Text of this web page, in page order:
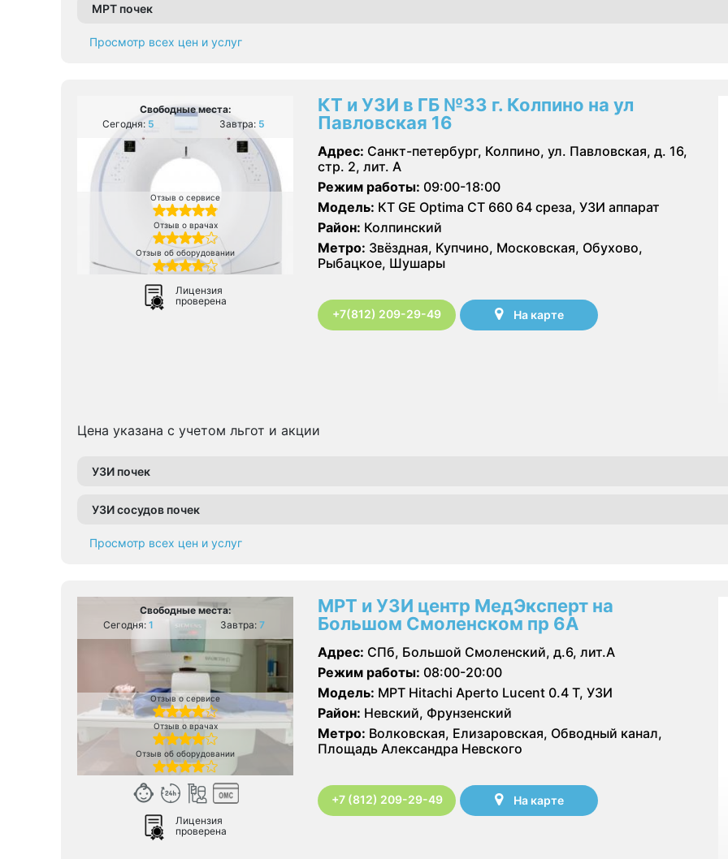
МРТ почек
Просмотр всех цен и услуг
Свободные места:
Сегодня: 5 Завтра: 5
Отзыв о сервисе
Отзыв о врачах
Отзыв об оборудовании
Лицензия
проверена
КТ и УЗИ в ГБ №33 г. Колпино на ул
Павловская 16
Адрес: Санкт-петербург, Колпино, ул. Павловская, д. 16,
стр. 2, лит. А
Режим работы: 09:00-18:00
Модель: КТ GE Optima CT 660 64 среза, УЗИ аппарат
Район: Колпинский
Метро: Звёздная, Купчино, Московская, Обухово,
Рыбацкое, Шушары
+7(812) 209-29-49 На карте
Цена указана с учетом льгот и акции
УЗИ почек
УЗИ сосудов почек
Просмотр всех цен и услуг
Свободные места:
Сегодня: 1 Завтра: 7
Отзыв о сервисе
Отзыв о врачах
Отзыв об оборудовании
Лицензия
проверена
МРТ и УЗИ центр МедЭксперт на
Большом Смоленском пр 6А
Адрес: СПб, Большой Смоленский, д.6, лит.А
Режим работы: 08:00-20:00
Модель: МРТ Hitachi Aperto Lucent 0.4 Т, УЗИ
Район: Невский, Фрунзенский
Метро: Волковская, Елизаровская, Обводный канал,
Площадь Александра Невского
+7 (812) 209-29-49 На карте